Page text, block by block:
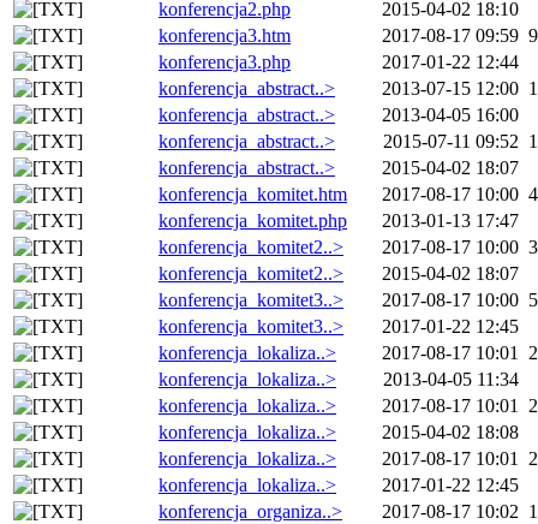
konferencja2.php
2015-04-02 18:10
konferencja3.htm
2017-08-17 09:59
konferencja3.php
2017-01-22 12:44
konferencja_abstract..>
2013-07-15 12:00
konferencja_abstract..>
2013-04-05 16:00
konferencja_abstract..>
2015-07-11 09:52
konferencja_abstract..>
2015-04-02 18:07
konferencja_komitet.htm
2017-08-17 10:00
konferencja_komitet.php
2013-01-13 17:47
konferencja_komitet2..>
2017-08-17 10:00
konferencja_komitet2..>
2015-04-02 18:07
konferencja_komitet3..>
2017-08-17 10:00
konferencja_komitet3..>
2017-01-22 12:45
konferencja_lokaliza..>
2017-08-17 10:01
konferencja_lokaliza..>
2013-04-05 11:34
konferencja_lokaliza..>
2017-08-17 10:01
konferencja_lokaliza..>
2015-04-02 18:08
konferencja_lokaliza..>
2017-08-17 10:01
konferencja_lokaliza..>
2017-01-22 12:45
konferencja_organiza..>
2017-08-17 10:02